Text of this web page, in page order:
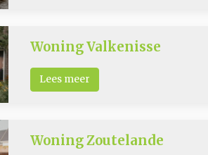
Woning Valkenisse
Lees meer
Woning Zoutelande